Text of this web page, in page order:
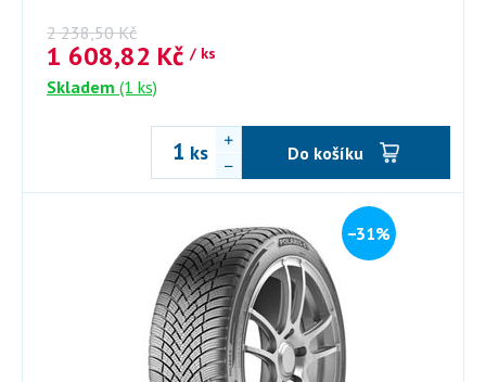
2 238,50 Kč
1 608,82 Kč / ks
Skladem (1 ks)
ks Do košíku
−31%